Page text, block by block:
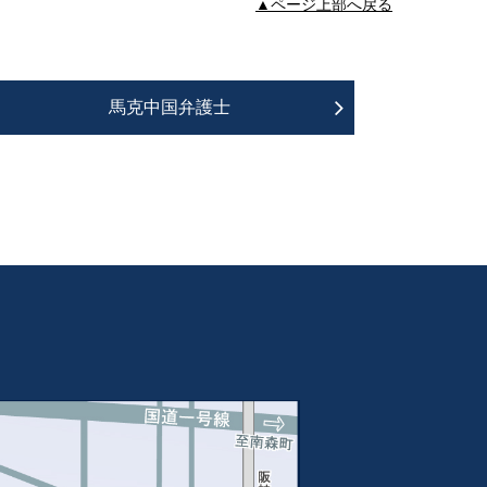
▲ページ上部へ戻る
馬克中国弁護士